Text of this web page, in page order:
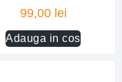
99,00 lei
Adauga in cos